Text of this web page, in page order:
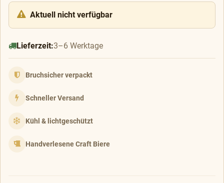
Aktuell nicht verfügbar
Lieferzeit:3–6 Werktage
Bruchsicher verpackt
Schneller Versand
Kühl & lichtgeschützt
Handverlesene Craft Biere